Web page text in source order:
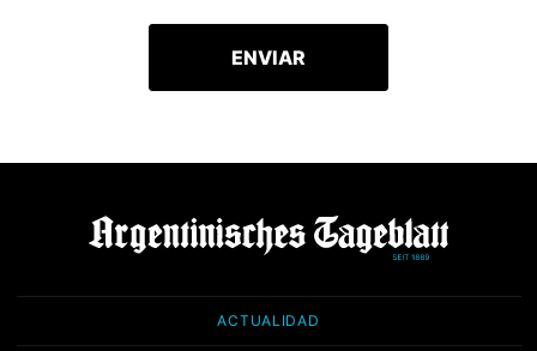
ACTUALIDAD